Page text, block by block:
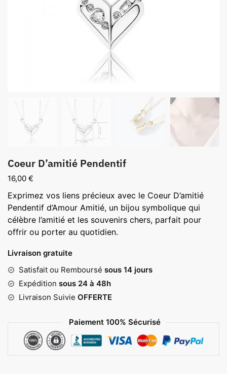
Coeur D’amitié Pendentif
16,00 €
Exprimez vos liens précieux avec le Coeur D’amitié
Pendentif d’Amour Amitié, un bijou symbolique qui
célèbre l’amitié et les souvenirs chers, parfait pour
offrir ou porter au quotidien.
Livraison gratuite
Satisfait ou Remboursé sous 14 jours
Expédition sous 24 à 48h
Livraison Suivie OFFERTE
Paiement 100% Sécurisé